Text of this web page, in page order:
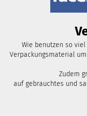
Wie benutzen so
Verpackungsmaterial
Zudem
auf gebrauchtes und